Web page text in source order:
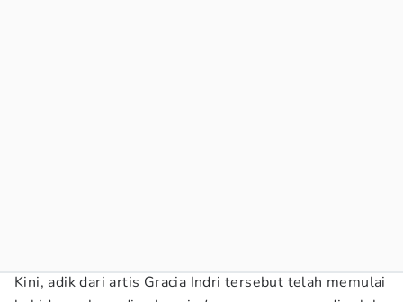
Kini, adik dari artis Gracia Indri tersebut telah memulai